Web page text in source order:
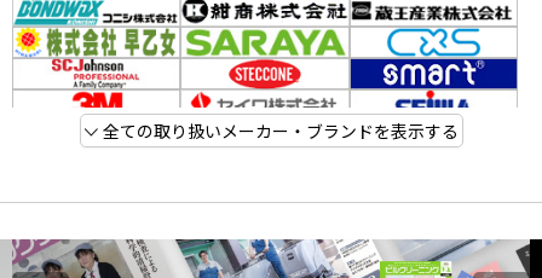
全ての取り扱いメーカー・ブランドを表示する